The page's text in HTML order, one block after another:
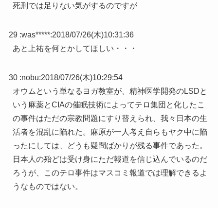
死刑では足りない気がするのですが
29 :was*****:2018/07/26(木)10:31:36
あと上祐を何とかしてほしい・・・
30 :nobu:2018/07/26(木)10:29:54
オウムという単なるヨガ教室が、精神医学開発のLSDと
いう麻薬とCIAの催眠技術によってテロ集団と化したこ
の事件はただの宗教問題にすり替えられ、我々日本の生
活者を混乱に陥れた。麻原が一人考え自らもヤク中に陥
ったにしては、どうも疑問ばかりが残る事件であった。
日本人の殆どは受け身にただ報道を信じ込んでいるのだ
ろうが、このテロ事件はマスコミ報道では理解できるよ
うなものではない。